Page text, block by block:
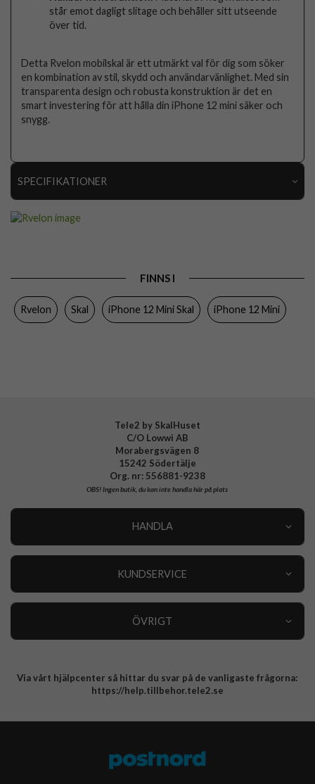
står emot dagligt slitage och behåller sitt utseende
över tid.
Detta Rvelon mobilskal är ett utmärkt val för dig som söker
en kombination av stil, skydd och användarvänlighet. Med sin
transparenta design och robusta konstruktion är det en
smart investering för att hålla din iPhone 12 mini säker och
snygg.
SPECIFIKATIONER
Färg Genomskinlig
FINNS I
Rvelon Skal iPhone 12 Mini Skal iPhone 12 Mini
Tele2 by SkalHuset
C/O Lowwi AB
Morabergsvägen 8
15242 Södertälje
Org. nr: 556881-9238
OBS!Ingen butik, du kan inte handla här på plats
HANDLA
KUNDSERVICE
ÖVRIGT
Integritetspolicy
Via vårt hjälpcenter så hittar du svar på de vanligaste frågorna:
https://help.tillbehor.tele2.se